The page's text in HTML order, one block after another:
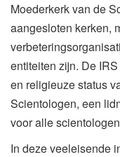
Moederkerk van de
aangesloten kerken,
entiteiten zijn. De
en religieuze status
Scientologen, een
voor alle
In deze veeleisende